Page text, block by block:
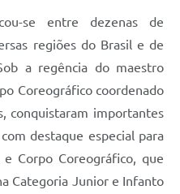
se entre dezenas de
regiões do Brasil e de
a regência do maestro
Coreográfico coordenado
conquistaram importantes
destaque especial para
Corpo Coreográfico, que
Categoria Junior e Infanto